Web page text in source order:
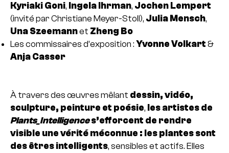
Kyriaki Goni, Ingela Ihrman, Jochen Lempert
(invité par Christiane Meyer-Stoll), Julia Mensch,
Una Szeemannet Zheng Bo
Les commissaires d’exposition : Yvonne Volkart &
Anja Casser
À travers des œuvres mêlant dessin, vidéo,
sculpture, peinture et poésie, les artistes de
Plants_Intelligences’efforcent de rendre
visible une vérité méconnue : les plantes sont
des êtres intelligents, sensibles et actifs. Elles